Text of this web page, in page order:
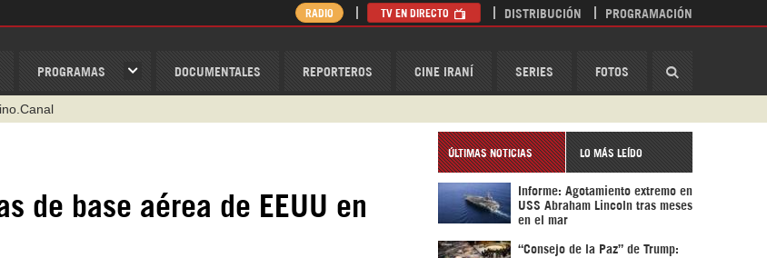
PROGRAMAS DOCUMENTALES REPORTEROS CINE IRANÍ SERIES FOTOS
RADIO TV EN DIRECTO DISTRIBUCIÓN PROGRAMACIÓN
de base aérea de EEUU en
ÚLTIMAS NOTICIAS LO MÁS LEÍDO
Informe: Agotamiento extremo en
USS Abraham Lincoln tras meses
en el mar
“Consejo de la Paz” de Trump: